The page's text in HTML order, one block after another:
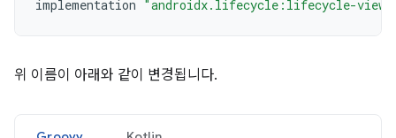
implementation "androidx.lifecycle:lifecycle-
위 이름이 아래와 같이 변경됩니다.